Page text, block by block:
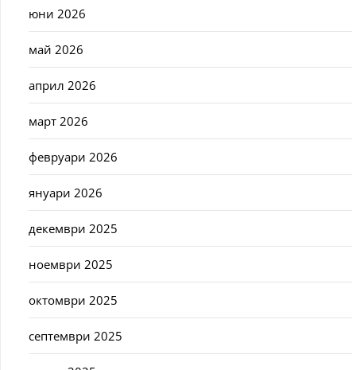
юни 2026
май 2026
април 2026
март 2026
февруари 2026
януари 2026
декември 2025
ноември 2025
октомври 2025
септември 2025